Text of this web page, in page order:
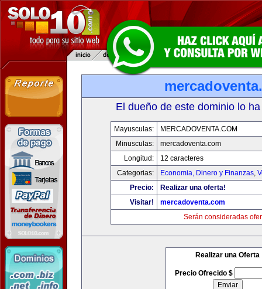
El dueño de este dominio lo
Mayusculas:
MERCADOVENTA.COM
Minusculas:
mercadoventa.com
Longitud:
12 caracteres
Categorias:
Economia, Dinero y Finanzas,
Precio:
Realizar una oferta!
Visitar!
mercadoventa.com
Serán consideradas
Realizar una Oferta
Precio Ofrecido $